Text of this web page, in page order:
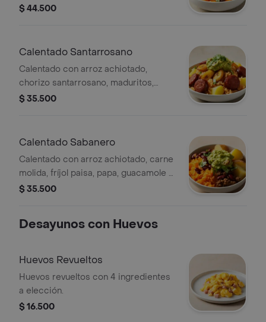
cilantro.
$ 44.500
Calentado Santarrosano
Calentado con arroz achiotado,
chorizo santarrosano, maduritos,
papa, guacamole y cilantro.
$ 35.500
Calentado Sabanero
Calentado con arroz achiotado, carne
molida, fríjol paisa, papa, guacamole y
cilantro.
$ 35.500
Desayunos con Huevos
Huevos Revueltos
Huevos revueltos con 4 ingredientes
a elección.
$ 16.500